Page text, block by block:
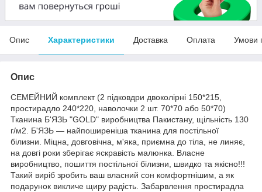
Опис Характеристики Доставка Оплата Умови
Опис
СЕМЕЙНИЙ комплект (2 підковдри двоколірні 150*215,
простирадло 240*220, наволочки 2 шт. 70*70 або 50*70)
Тканина Б'ЯЗЬ "GOLD" виробництва Пакистану, щільність 130
г/м2. Б'ЯЗЬ — найпоширеніша тканина для постільної
білизни. Міцна, довговічна, м'яка, приємна до тіла, не линяє,
на довгі роки зберігає яскравість малюнка. Власне
виробництво, пошиття постільної білизни, швидко та якісно!!!
Такий виріб зробить ваш власний сон комфортнішим, а як
подарунок викличе щиру радість. Забарвлення простирадла